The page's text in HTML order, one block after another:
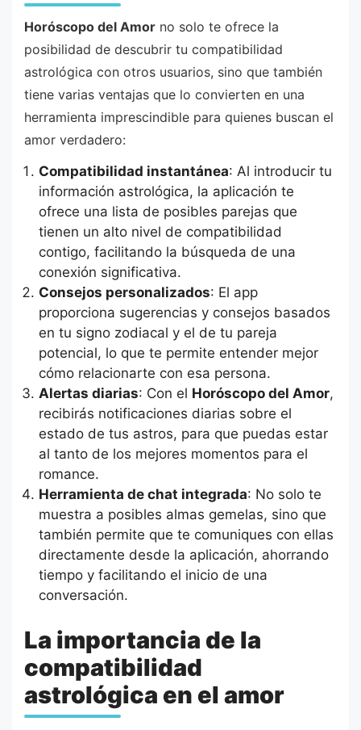
Horóscopo del Amor no solo te ofrece la
posibilidad de descubrir tu compatibilidad
astrológica con otros usuarios, sino que también
tiene varias ventajas que lo convierten en una
herramienta imprescindible para quienes buscan el
amor verdadero:
Compatibilidad instantánea: Al introducir tu
información astrológica, la aplicación te
ofrece una lista de posibles parejas que
tienen un alto nivel de compatibilidad
contigo, facilitando la búsqueda de una
conexión significativa.
Consejos personalizados: El app
proporciona sugerencias y consejos basados
en tu signo zodiacal y el de tu pareja
potencial, lo que te permite entender mejor
cómo relacionarte con esa persona.
Alertas diarias: Con el Horóscopo del Amor,
recibirás notificaciones diarias sobre el
estado de tus astros, para que puedas estar
al tanto de los mejores momentos para el
romance.
Herramienta de chat integrada: No solo te
muestra a posibles almas gemelas, sino que
también permite que te comuniques con ellas
directamente desde la aplicación, ahorrando
tiempo y facilitando el inicio de una
conversación.
La importancia de la
compatibilidad
astrológica en el amor